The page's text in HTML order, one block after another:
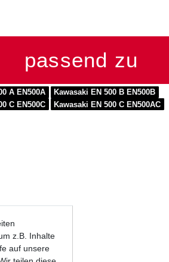
passend zu
A EN500A
Kawasaki EN 500 B EN500B
C EN500C
Kawasaki EN 500 C EN500AC
z.B. Inhalte
auf unsere